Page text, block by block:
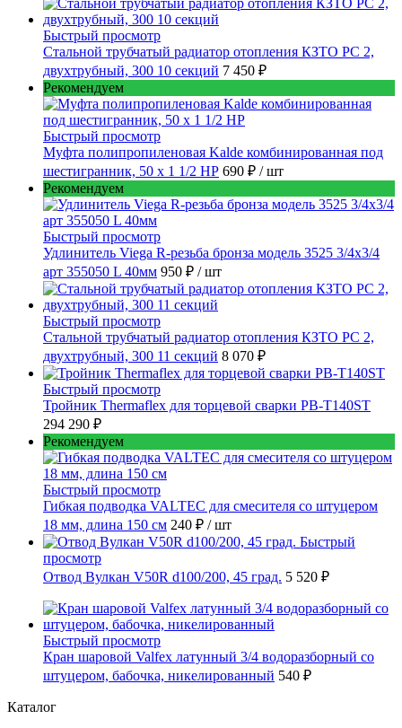
Быстрый просмотр
Стальной трубчатый радиатор отопления КЗТО РС 2,
двухтрубный, 300 10 секций 7 450 ₽
Рекомендуем
Быстрый просмотр
Муфта полипропиленовая Kalde комбинированная под
шестигранник, 50 x 1 1/2 НР 690 ₽ / шт
Рекомендуем
Быстрый просмотр
Удлинитель Viega R-резьба бронза модель 3525 3/4x3/4
арт 355050 L 40мм 950 ₽ / шт
Быстрый просмотр
Стальной трубчатый радиатор отопления КЗТО РС 2,
двухтрубный, 300 11 секций 8 070 ₽
Быстрый просмотр
Тройник Thermaflex для торцевой сварки PB-T140ST
294 290 ₽
Рекомендуем
Быстрый просмотр
Гибкая подводка VALTEC для смесителя со штуцером
18 мм, длина 150 см 240 ₽ / шт
Быстрый
просмотр
Отвод Вулкан V50R d100/200, 45 град. 5 520 ₽
Быстрый просмотр
Кран шаровой Valfex латунный 3/4 водоразборный со
штуцером, бабочка, никелированный 540 ₽
Каталог